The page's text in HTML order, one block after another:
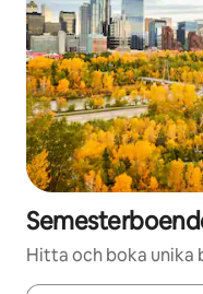
Hitta och boka unika